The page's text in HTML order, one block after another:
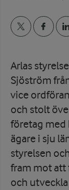
Arlas
Sjöström
vice
och stolt
företag med
ägare i sju
styrelsen
fram mot att
och